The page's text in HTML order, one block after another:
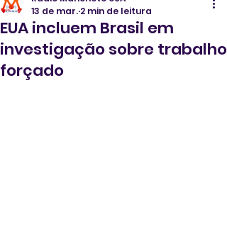
EUA incluem Brasil em
investigação sobre trabalho
forçado
13 de mar. 2 min de leitura